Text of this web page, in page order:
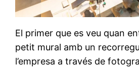
El primer que es veu quan
petit mural amb un
l’empresa a través de